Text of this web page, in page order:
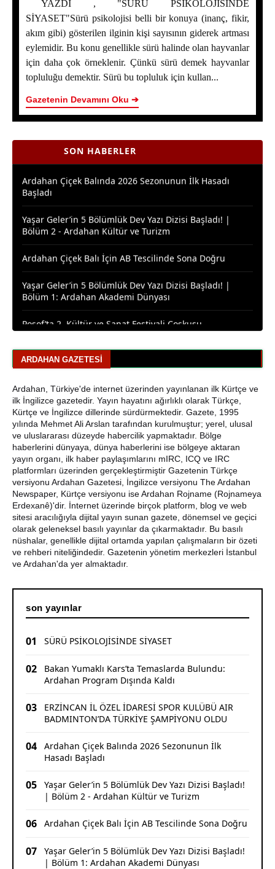
YAZDI , "SÜRÜ PSİKOLOJİSİNDE
SİYASET"Sürü psikolojisi belli bir konuya (inanç, fikir,
akım gibi) gösterilen ilginin kişi sayısının giderek artması
eylemidir. Bu konu genellikle sürü halinde olan hayvanlar
için daha çok örneklenir. Çünkü sürü demek hayvanlar
topluluğu demektir. Sürü bu topluluk için kullan...
Gazetenin Devamını Oku ➔
SON HABERLER
SÜRÜ PSİKOLOJİSİNDE SİYASET
Bakan Yumaklı Kars’ta Temaslarda Bulundu: Ardahan
Program Dışında Kaldı
ERZİNCAN İL ÖZEL İDARESİ SPOR KULÜBÜ AIR
Yaşar Geler’in 5 Bölümlük Dev Yazı Dizisi Başladı! |
Bölüm 2 - Ardahan Kültür ve Turizm
Ardahan Çiçek Balı İçin AB Tescilinde Sona Doğru
Yaşar Geler’in 5 Bölümlük Dev Yazı Dizisi Başladı! |
Bölüm 1: Ardahan Akademi Dünyası
Posof’ta 2. Kültür ve Sanat Festivali Coşkusu
Ardahanlı Yazarımız Fakir Yılmaz'ın Ağustos 2026
Araştırmacı Yazar, Bora İzkübarlas İnsana dair Yazısı
Bisikletçiler Gitti, Kayakçılar Geldi: Ardahan’da Spor
Rüzgârı Esiyor
Ardahan Emniyet Müdürlüğü’nden Yeni Harf Grubu
Plaka Duyurusu
Ardahan Belediye Başkanı Faruk Demir ve Meclis
Üyeleri CHP’den İstifa Etti
Yaşar Geler'den Bölge Analizi: Ardahan ve Kars'ta Son
Durum
Bir Parti İşte Böyle Bitirilir
ARDAHAN GAZETESI
Ardahan, Türkiye'de internet üzerinden yayınlanan ilk Kürtçe ve
ilk İngilizce gazetedir. Yayın hayatını ağırlıklı olarak Türkçe,
Kürtçe ve İngilizce dillerinde sürdürmektedir. Gazete, 1995
yılında Mehmet Ali Arslan tarafından kurulmuştur; yerel, ulusal
ve uluslararası düzeyde habercilik yapmaktadır. Bölge
haberlerini dünyaya, dünya haberlerini ise bölgeye aktaran
yayın organı, ilk haber paylaşımlarını mIRC, ICQ ve IRC
platformları üzerinden gerçekleştirmiştir Gazetenin Türkçe
versiyonu Ardahan Gazetesi, İngilizce versiyonu The Ardahan
Newspaper, Kürtçe versiyonu ise Ardahan Rojname (Rojnameya
Erdexanê)'dir. İnternet üzerinde birçok platform, blog ve web
sitesi aracılığıyla dijital yayın sunan gazete, dönemsel ve geçici
olarak geleneksel basılı yayınlar da çıkarmaktadır. Bu basılı
nüshalar, genellikle dijital ortamda yapılan çalışmaların bir özeti
ve rehberi niteliğindedir. Gazetenin yönetim merkezleri İstanbul
ve Ardahan'da yer almaktadır.
son yayınlar
01 SÜRÜ PSİKOLOJİSİNDE SİYASET
02
Bakan Yumaklı Kars’ta Temaslarda Bulundu:
Ardahan Program Dışında Kaldı
03
ERZİNCAN İL ÖZEL İDARESİ SPOR KULÜBÜ AIR
BADMINTON’DA TÜRKİYE ŞAMPİYONU OLDU
04
Ardahan Çiçek Balında 2026 Sezonunun İlk
Hasadı Başladı
05
Yaşar Geler’in 5 Bölümlük Dev Yazı Dizisi Başladı!
| Bölüm 2 - Ardahan Kültür ve Turizm
06 Ardahan Çiçek Balı İçin AB Tescilinde Sona Doğru
07
Yaşar Geler’in 5 Bölümlük Dev Yazı Dizisi Başladı!
| Bölüm 1: Ardahan Akademi Dünyası